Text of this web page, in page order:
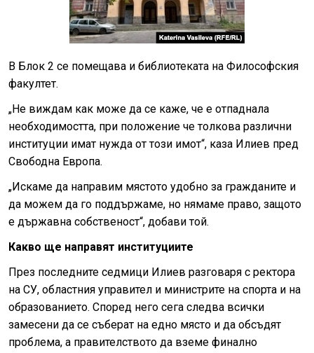
В Блок 2 се помещава и библиотеката на Философския
факултет.
„Не виждам как може да се каже, че е отпаднала
необходимостта, при положение че толкова различни
институции имат нужда от този имот“, каза Илиев пред
Свободна Европа.
„Искаме да направим мястото удобно за гражданите и
да можем да го поддържаме, но нямаме право, защото
е държавна собственост“, добави той.
Какво ще направят институциите
През последните седмици Илиев разговаря с ректора
на СУ, областния управител и министрите на спорта и на
образованието. Според него сега следва всички
замесени да се съберат на едно място и да обсъдят
проблема, а правителството да вземе финално